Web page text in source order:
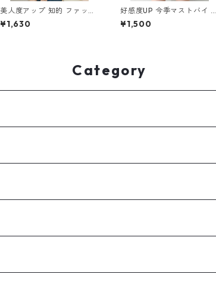
美人度アップ 知的 ファッシ
ョン Tシャツ ブラウス m-2
49
¥1,630
好感度UP 今季マストバイ フ
ァッション 透かし彫り 半袖
Tシャツ m-245
¥1,500
Category